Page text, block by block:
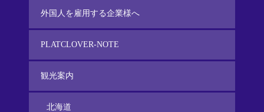
外国人を雇用する企業様へ
PLATCLOVER-NOTE
観光案内
北海道